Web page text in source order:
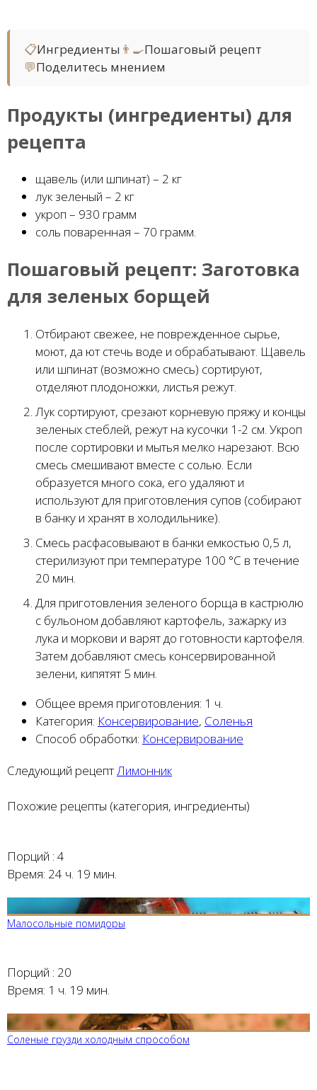
📋Ингредиенты 👨‍🍳Пошаговый рецепт
💬Поделитесь мнением
Продукты (ингредиенты) для
рецепта
щавель (или шпинат) – 2 кг
лук зеленый – 2 кг
укроп – 930 грамм
соль поваренная – 70 грамм.
Пошаговый рецепт: Заготовка
для зеленых борщей
Отбирают свежее, не поврежденное сырье,
моют, да ют стечь воде и обрабатывают. Щавель
или шпинат (возможно смесь) сортируют,
отделяют плодоножки, листья режут.
Лук сортируют, срезают корневую пряжу и концы
зеленых стеблей, режут на кусочки 1-2 см. Укроп
после сортировки и мытья мелко нарезают. Всю
смесь смешивают вместе с солью. Если
образуется много сока, его удаляют и
используют для приготовления супов (собирают
в банку и хранят в холодильнике).
Смесь расфасовывают в банки емкостью 0,5 л,
стерилизуют при температуре 100 °С в течение
20 мин.
Для приготовления зеленого борща в кастрюлю
с бульоном добавляют картофель, зажарку из
лука и моркови и варят до готовности картофеля.
Затем добавляют смесь консервированной
зелени, кипятят 5 мин.
Общее время приготовления: 1 ч.
Категория: Консервирование, Соленья
Способ обработки: Консервирование
Следующий рецептЛимонник
Похожие рецепты (категория, ингредиенты)
Порций : 4
Время: 24 ч. 19 мин.
Малосольные помидоры
Порций : 20
Время: 1 ч. 19 мин.
Соленые грузди холодным спрособом